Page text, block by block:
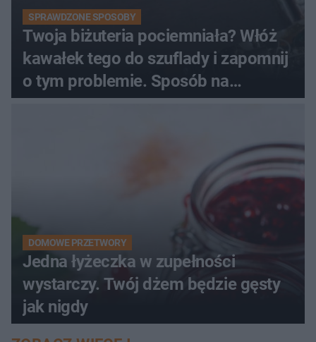
SPRAWDZONE SPOSOBY
Twoja biżuteria pociemniała? Włóż
kawałek tego do szuflady i zapomnij
o tym problemie. Sposób na
pociemniałą biżuterię
DOMOWE PRZETWORY
Jedna łyżeczka w zupełności
wystarczy. Twój dżem będzie gęsty
jak nigdy